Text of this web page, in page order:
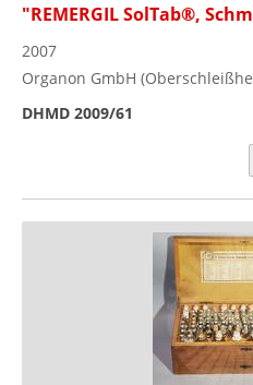
"REMERGIL SolTab®,
2007
Organon GmbH
DHMD 2009/61